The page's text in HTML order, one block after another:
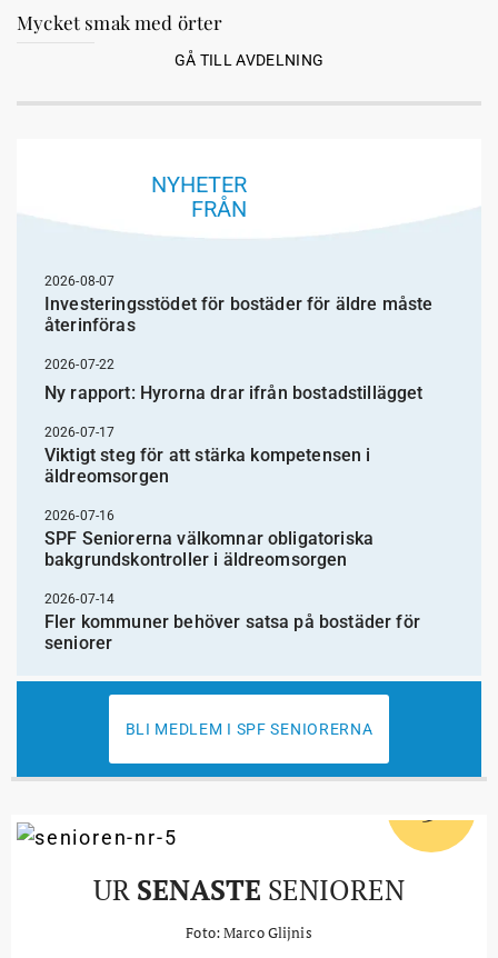
Mycket smak med örter
GÅ TILL AVDELNING
NYHETER
FRÅN
2026-08-07
Investeringsstödet för bostäder för äldre måste
återinföras
2026-07-22
Ny rapport: Hyrorna drar ifrån bostadstillägget
2026-07-17
Viktigt steg för att stärka kompetensen i
äldreomsorgen
2026-07-16
SPF Seniorerna välkomnar obligatoriska
bakgrundskontroller i äldreomsorgen
2026-07-14
Fler kommuner behöver satsa på bostäder för
seniorer
BLI MEDLEM I SPF SENIORERNA
5
UR SENASTE SENIOREN
Foto: Marco Glijnis